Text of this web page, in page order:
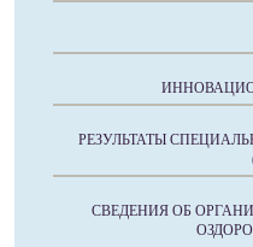
РЕЗУЛЬТАТЫ
СВЕДЕНИЯ ОБ